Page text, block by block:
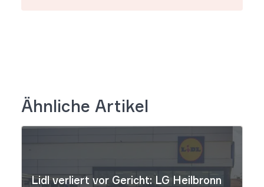
Ähnliche Artikel
Lidl verliert vor Gericht: LG Heilbronn